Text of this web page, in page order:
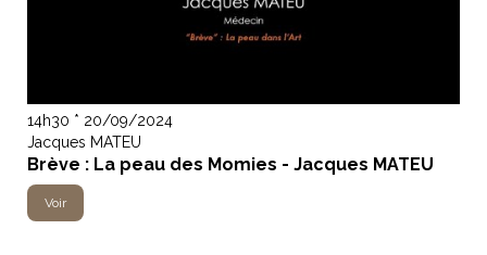
14h30 * 20/09/2024
Jacques MATEU
Brève : La peau des Momies - Jacques MATEU
Voir